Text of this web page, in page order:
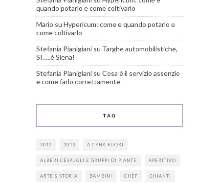
quando potarlo e come coltivarlo
Mario su Hypericum: come e quando potarlo e
come coltivarlo
Stefania Pianigiani su Targhe automobilistiche,
SI…..è Siena!
Stefania Pianigiani su Cosa è il servizio assenzio
e come farlo correttamente
TAG
2012 2013 A CENA FUORI
ALBERI CESPUGLI E GRUPPI DI PIANTE APERITIVO
ARTE & STORIA BAMBINI CHEF CHIANTI